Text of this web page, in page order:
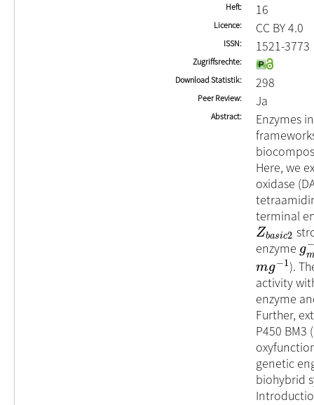
Heft 16
Licence CC BY 4.0
ISSN 1521-3773
Zugriffsrechte
Download Statistik
298
Peer Review Ja
Abstract
Enzymes
Here, we
oxidase
terminal
Zbasic2
Zbasic2
enzyme g−
m
gm
mg−1
mg−1 ).
activity
enzyme
Further,
P450
genetic
biohybrid